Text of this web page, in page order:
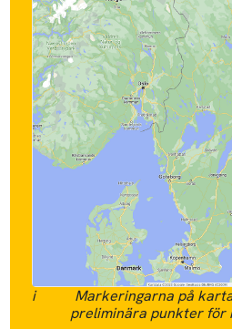
i
Markeringarna på
preliminära punkter för